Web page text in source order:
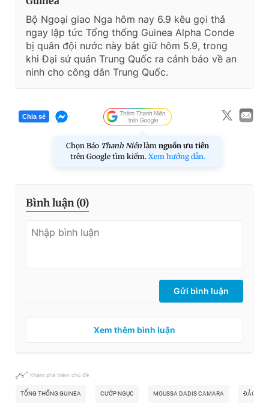
Bộ Ngoại giao Nga hôm nay 6.9 kêu gọi thả
ngay lập tức Tổng thống Guinea Alpha Conde
bị quân đội nước này bắt giữ hôm 5.9, trong
khi Đại sứ quán Trung Quốc ra cảnh báo về an
ninh cho công dân Trung Quốc.
Chia sẻ
Chọn Báo Thanh Niên làm nguồn ưu tiên
trên Google tìm kiếm. Xem hướng dẫn.
Bình luận (0)
Gửi bình luận
Xem thêm bình luận
Khám phá thêm chủ đề
TỔNG THỐNG GUINEA CƯỚP NGỤC MOUSSA DADIS CAMARA ĐẢO